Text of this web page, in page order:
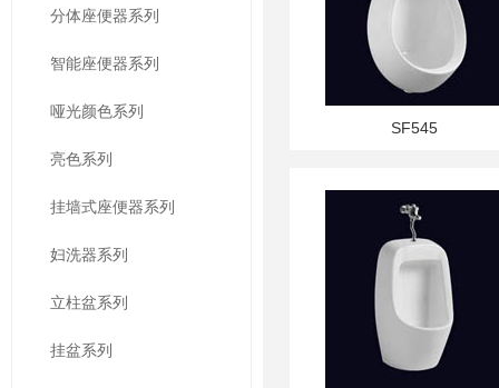
分体座便器系列
智能座便器系列
哑光颜色系列
亮色系列
挂墙式座便器系列
妇洗器系列
立柱盆系列
挂盆系列
SF545